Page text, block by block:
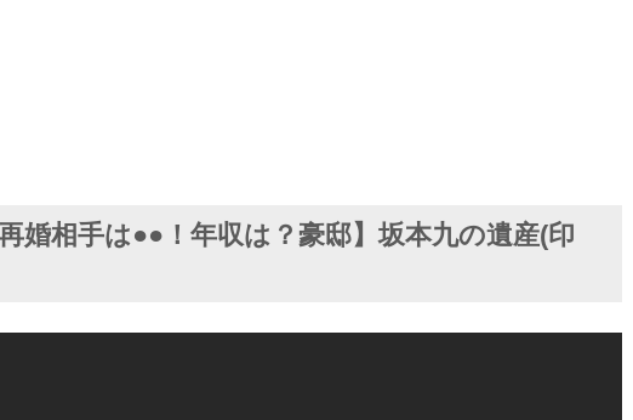
婚相手は●●！年収は？豪邸】坂本九の遺産(印